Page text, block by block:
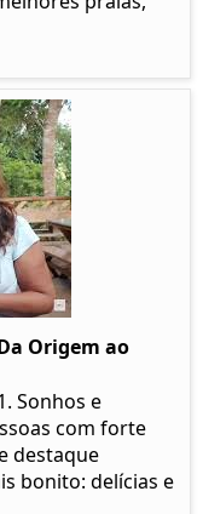
Origem ao
Sonhos e
com forte
destaque
bonito: delícias e